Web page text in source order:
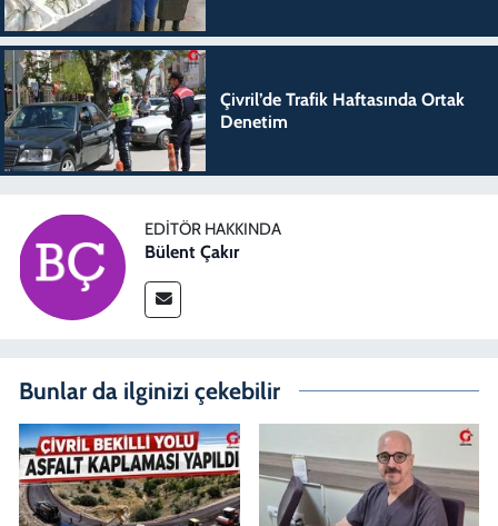
Çivril’de Trafik Haftasında Ortak
Denetim
EDITÖR HAKKINDA
Bülent Çakır
Bunlar da ilginizi çekebilir